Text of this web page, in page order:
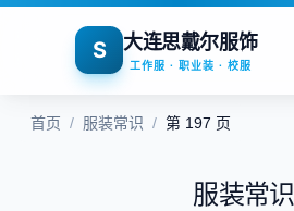
S 大连思戴尔服饰
工作服 · 职业装 · 校服
首页 / 服装常识 / 第 197 页
服装常识